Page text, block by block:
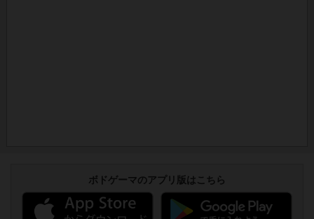
ボドゲーマのアプリ版はこちら